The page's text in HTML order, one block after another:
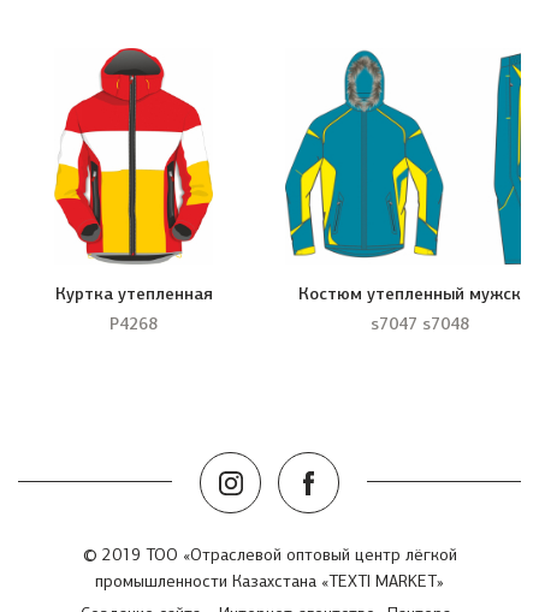
Куртка утепленная
Р4268
Костюм утепленный
s7047 s7048
© 2019 ТОО «Отраслевой оптовый центр лёгкой
промышленности Казахстана «TEXTI MARKET»